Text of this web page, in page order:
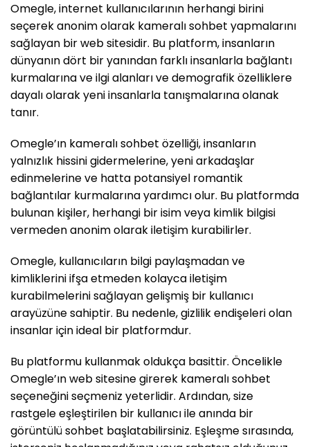
Omegle, internet kullanıcılarının herhangi birini
seçerek anonim olarak kameralı sohbet yapmalarını
sağlayan bir web sitesidir. Bu platform, insanların
dünyanın dört bir yanından farklı insanlarla bağlantı
kurmalarına ve ilgi alanları ve demografik özelliklere
dayalı olarak yeni insanlarla tanışmalarına olanak
tanır.
Omegle’ın kameralı sohbet özelliği, insanların
yalnızlık hissini gidermelerine, yeni arkadaşlar
edinmelerine ve hatta potansiyel romantik
bağlantılar kurmalarına yardımcı olur. Bu platformda
bulunan kişiler, herhangi bir isim veya kimlik bilgisi
vermeden anonim olarak iletişim kurabilirler.
Omegle, kullanıcıların bilgi paylaşmadan ve
kimliklerini ifşa etmeden kolayca iletişim
kurabilmelerini sağlayan gelişmiş bir kullanıcı
arayüzüne sahiptir. Bu nedenle, gizlilik endişeleri olan
insanlar için ideal bir platformdur.
Bu platformu kullanmak oldukça basittir. Öncelikle
Omegle’ın web sitesine girerek kameralı sohbet
seçeneğini seçmeniz yeterlidir. Ardından, size
rastgele eşleştirilen bir kullanıcı ile anında bir
görüntülü sohbet başlatabilirsiniz. Eşleşme sırasında,